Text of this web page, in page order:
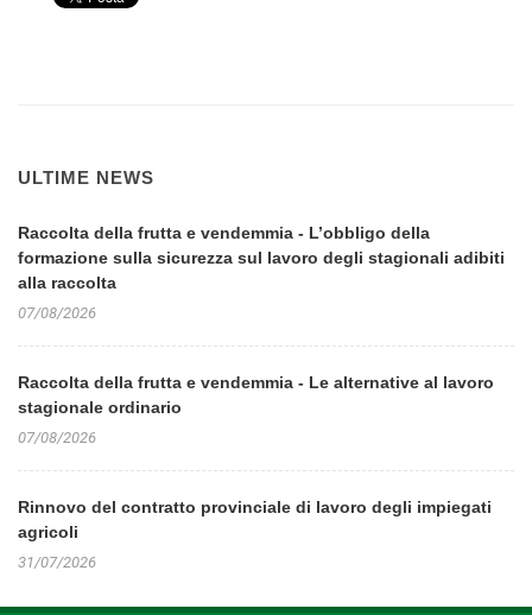
ULTIME NEWS
Raccolta della frutta e vendemmia - L’obbligo della
formazione sulla sicurezza sul lavoro degli stagionali adibiti
alla raccolta
07/08/2026
Raccolta della frutta e vendemmia - Le alternative al lavoro
stagionale ordinario
07/08/2026
Rinnovo del contratto provinciale di lavoro degli impiegati
agricoli
31/07/2026